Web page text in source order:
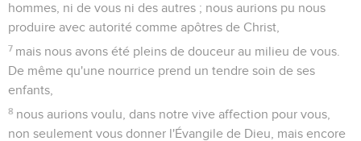
hommes, ni de vous ni des autres ; nous aurions pu nous
produire avec autorité comme apôtres de Christ,
7 mais nous avons été pleins de douceur au milieu de vous.
De même qu'une nourrice prend un tendre soin de ses
enfants,
8 nous aurions voulu, dans notre vive affection pour vous,
non seulement vous donner l'Évangile de Dieu, mais encore